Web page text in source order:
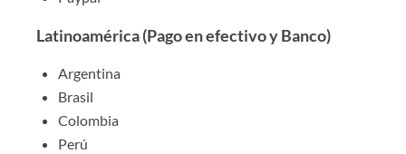
Latinoamérica (Pago en efectivo y Banco)
Argentina
Brasil
Colombia
Perú